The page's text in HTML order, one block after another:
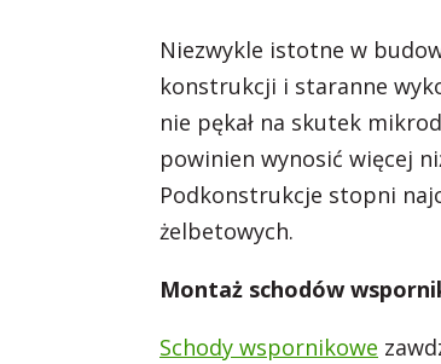
Niezwykle istotne w
konstrukcji i staranne
nie pękał na skutek
powinien wynosić więcej
Podkonstrukcje stopni
żelbetowych.
Montaż schodów
Schody wspornikowe